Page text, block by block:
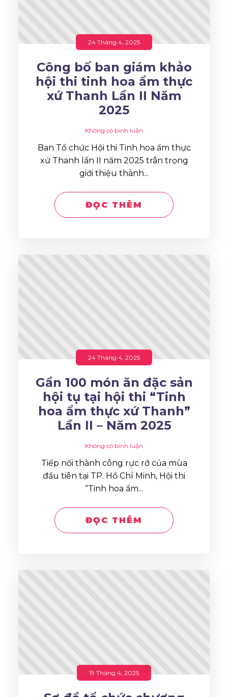
24 Tháng 4, 2025
Công bố ban giám khảo
hội thi tinh hoa ẩm thực
xứ Thanh Lần II Năm
2025
Không có bình luận
Ban Tổ chức Hội thi Tinh hoa ẩm thực
xứ Thanh lần II năm 2025 trân trọng
giới thiệu thành...
ĐỌC THÊM
24 Tháng 4, 2025
Gần 100 món ăn đặc sản
hội tụ tại hội thi “Tinh
hoa ẩm thực xứ Thanh”
Lần II – Năm 2025
Không có bình luận
Tiếp nối thành công rực rỡ của mùa
đầu tiên tại TP. Hồ Chí Minh, Hội thi
“Tinh hoa ẩm...
ĐỌC THÊM
19 Tháng 4, 2025